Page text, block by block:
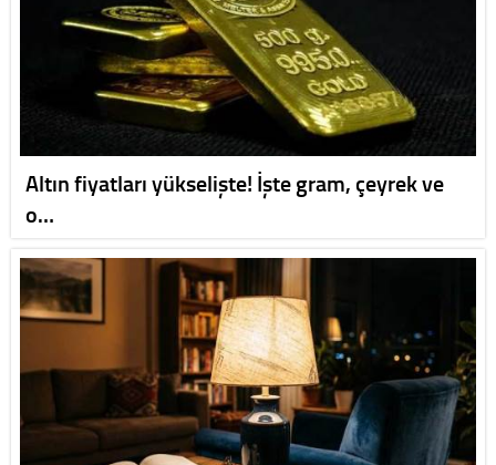
Altın fiyatları yükselişte! İşte gram, çeyrek ve
o…